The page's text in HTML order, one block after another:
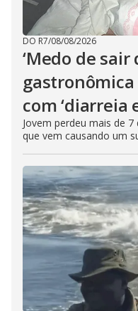
DO R7/08/08/2026
‘Medo de
com ‘diarreia
Jovem perdeu mais de
que vem causando um